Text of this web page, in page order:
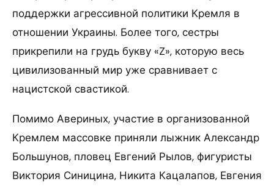
поддержки агрессивной политики Кремля в
отношении Украины. Более того, сестры
прикрепили на грудь букву «Z», которую весь
цивилизованный мир уже сравнивает с
нацистской свастикой.
Помимо Авериных, участие в организованной
Кремлем массовке приняли лыжник Александр
Большунов, пловец Евгений Рылов, фигуристы
Виктория Синицина, Никита Кацалапов, Евгения